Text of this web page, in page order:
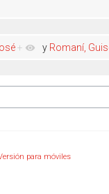
+ y Romaní,
para móviles